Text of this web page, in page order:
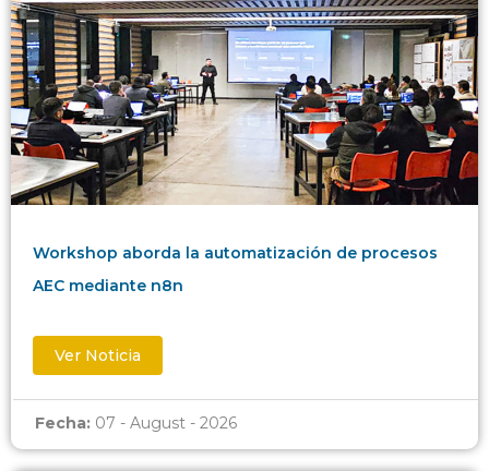
Workshop aborda la automatización de procesos
AEC mediante n8n
Ver Noticia
Fecha: 07 - August - 2026